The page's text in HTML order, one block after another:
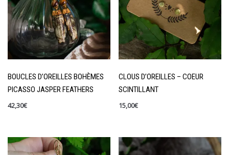
BOUCLES D’OREILLES BOHÈMES
PICASSO JASPER FEATHERS
42,30€
CLOUS D’OREILLES – COEUR
SCINTILLANT
15,00€